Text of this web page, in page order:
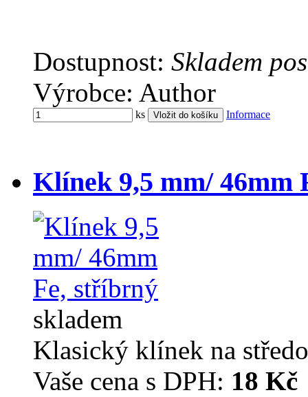
Dostupnost: Skladem
Výrobce: Author
ks Informace
Klínek 9,5 mm/ 46mm
skladem
Klasický klínek na
Vaše cena s DPH: 18 Kč